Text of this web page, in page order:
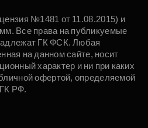
№1481 от 11.08.2015) и
Все права на публикуемые
ГК ФСК. Любая
на данном сайте, носит
характер и ни при каких
офертой, определяемой
РФ.